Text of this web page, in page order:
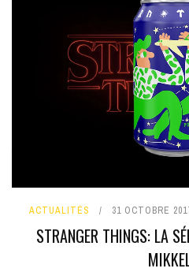
ACTUALITÉS 31 OCTOBRE
STRANGER THINGS: LA